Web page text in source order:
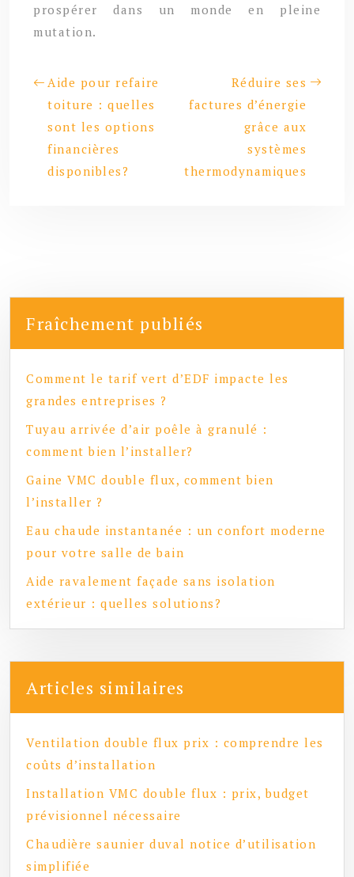
prospérer dans un monde en pleine
mutation.
Aide pour refaire
toiture : quelles
sont les options
financières
disponibles?
Réduire ses
factures d’énergie
grâce aux
systèmes
thermodynamiques
Fraîchement publiés
Comment le tarif vert d’EDF impacte les
grandes entreprises ?
Tuyau arrivée d’air poêle à granulé :
comment bien l’installer?
Gaine VMC double flux, comment bien
l’installer ?
Eau chaude instantanée : un confort moderne
pour votre salle de bain
Aide ravalement façade sans isolation
extérieur : quelles solutions?
Articles similaires
Ventilation double flux prix : comprendre les
coûts d’installation
Installation VMC double flux : prix, budget
prévisionnel nécessaire
Chaudière saunier duval notice d’utilisation
simplifiée